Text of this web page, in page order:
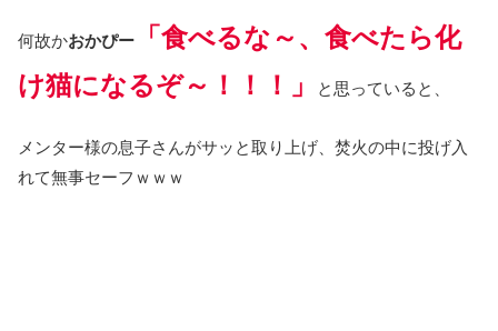
何故かおかぴー
「食べるな～、食べたら化
け猫になるぞ～！！！」
と思っていると、
メンター様の息子さんがサッと取り上げ、焚火の中に投げ入
れて無事セーフｗｗｗ